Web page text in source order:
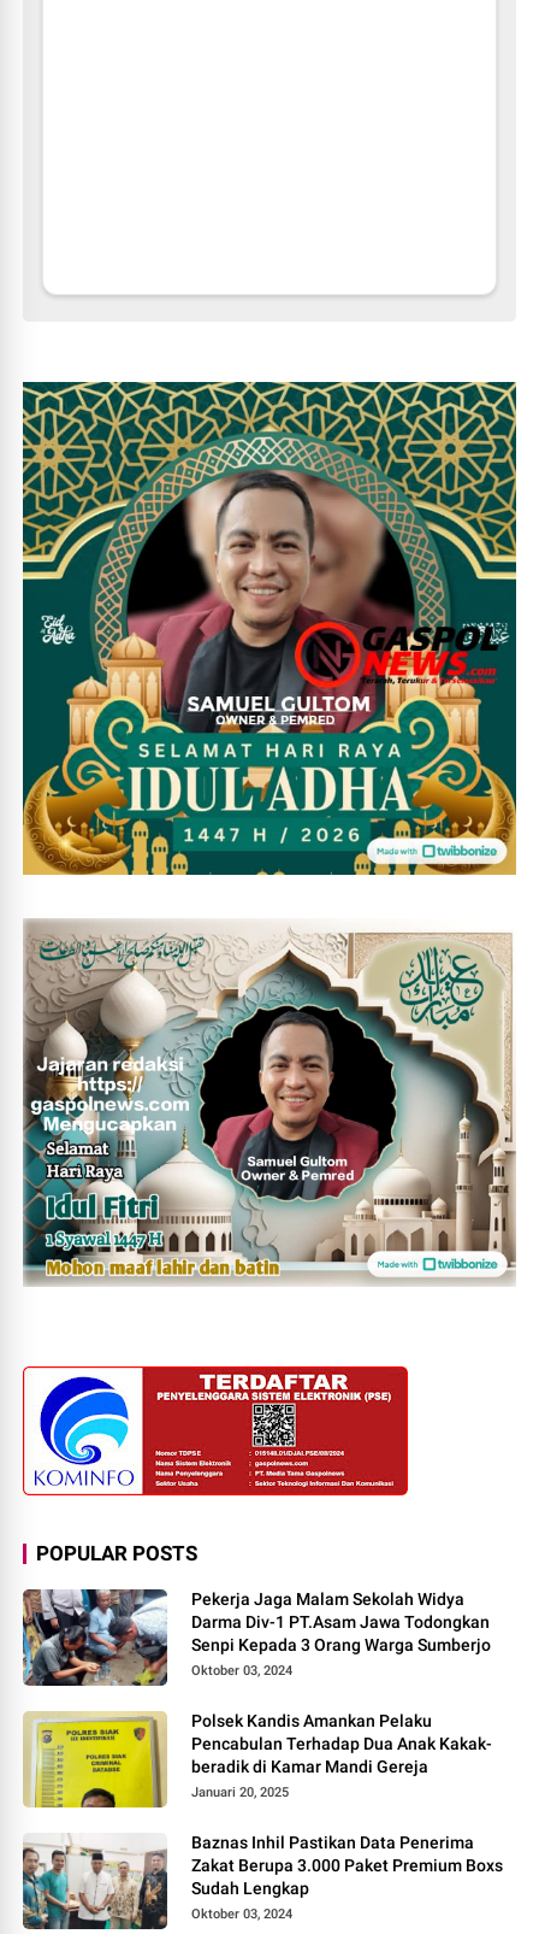
POPULAR POSTS
Pekerja Jaga Malam Sekolah Widya
Darma Div-1 PT.Asam Jawa Todongkan
Senpi Kepada 3 Orang Warga Sumberjo
Oktober 03, 2024
Polsek Kandis Amankan Pelaku
Pencabulan Terhadap Dua Anak Kakak-
beradik di Kamar Mandi Gereja
Januari 20, 2025
Baznas Inhil Pastikan Data Penerima
Zakat Berupa 3.000 Paket Premium Boxs
Sudah Lengkap
Oktober 03, 2024